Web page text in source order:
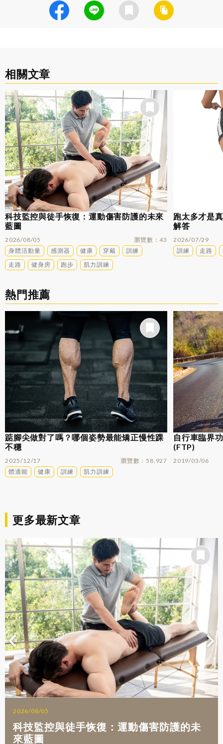
相關文章
科技監控與徒手恢復：運動傷害防護的未來
藍圖
2026/08/05 瀏覽數
43
身體活動量
感測器 健康 穿戴
訓練
走路
健身房 跑步 肌力訓練
跑太多才是
解答
2026/07/29
訓練
走路
熱門推薦
踮腳尖做對了嗎？哪個姿勢最能矯正慢性踝
不穩
2025/12/17 瀏覽數
58,927
體適能
健康 訓練 肌力訓練
自行車臨界
(FTP)
2019/03/06
更多最新文章
2026/08/05
科技監控與徒手恢復：運動傷害防護的未
來藍圖